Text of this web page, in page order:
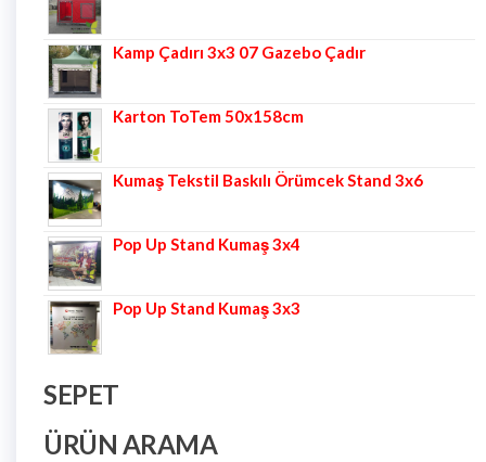
Kamp Çadırı 3x3 07 Gazebo Çadır
Karton ToTem 50x158cm
Kumaş Tekstil Baskılı Örümcek Stand 3x6
Pop Up Stand Kumaş 3x4
Pop Up Stand Kumaş 3x3
SEPET
ÜRÜN ARAMA